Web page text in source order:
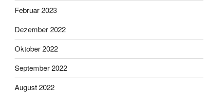
Februar 2023
Dezember 2022
Oktober 2022
September 2022
August 2022